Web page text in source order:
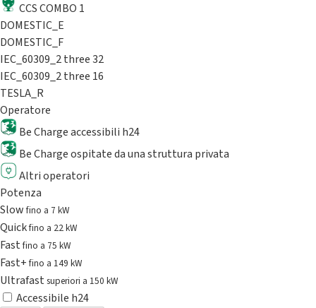
CCS COMBO 1
DOMESTIC_E
DOMESTIC_F
IEC_60309_2 three 32
IEC_60309_2 three 16
TESLA_R
Operatore
Be Charge accessibili h24
Be Charge ospitate da una struttura privata
Altri operatori
Potenza
Slowfino a 7 kW
Quickfino a 22 kW
Fastfino a 75 kW
Fast+fino a 149 kW
Ultrafast superiori a 150 kW
Accessibile h24